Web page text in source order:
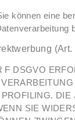
können eine
(Art.
DSGVO
SIE